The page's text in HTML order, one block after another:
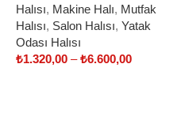
Halısı, Makine Halı, Mutfak
Halısı, Salon Halısı, Yatak
Odası Halısı
₺1.320,00 –₺6.600,00